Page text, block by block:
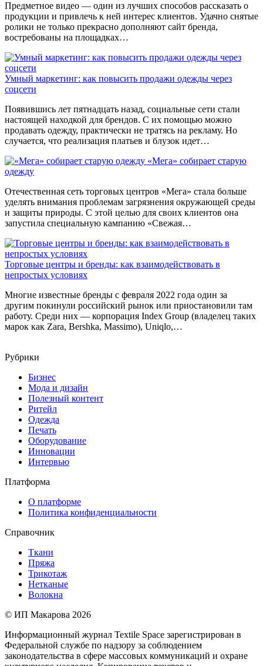
Предметное видео — один из лучших способов рассказать о
продукции и привлечь к ней интерес клиентов. Удачно снятые
ролики не только прекрасно дополняют сайт бренда,
востребованы на площадках…
Умный маркетинг: как повысить продажи одежды через
соцсети
Появившись лет пятнадцать назад, социальные сети стали
настоящей находкой для брендов. С их помощью можно
продавать одежду, практически не тратясь на рекламу. Но
случается, что реализация платьев и блузок идет…
«Мега» собирает старую
одежду
Отечественная сеть торговых центров «Мега» стала больше
уделять внимания проблемам загрязнения окружающей среды
и защиты природы. С этой целью для своих клиентов она
запустила специальную кампанию «Свежая…
Торговые центры и бренды: как взаимодействовать в
непростых условиях
Многие известные бренды с февраля 2022 года один за
другим покинули российский рынок или приостановили там
работу. Среди них — корпорация Index Group (владелец таких
марок как Zara, Bershka, Massimo), Uniqlo,…
Рубрики
Бизнес
Мода и дизайн
Полезный контент
Ритейл
Одежда
Печать
Оборудование
Инновации
Интервью
Платформа
О платформе
Политика конфиденциальности
Справочник
Ткани
Пряжа
Трикотаж
Нетканые
Волокна
© ИП Макарова 2026
Информационный журнал Textile Space зарегистрирован в
Федеральной службе по надзору за соблюдением
законодательства в сфере массовых коммуникаций и охране